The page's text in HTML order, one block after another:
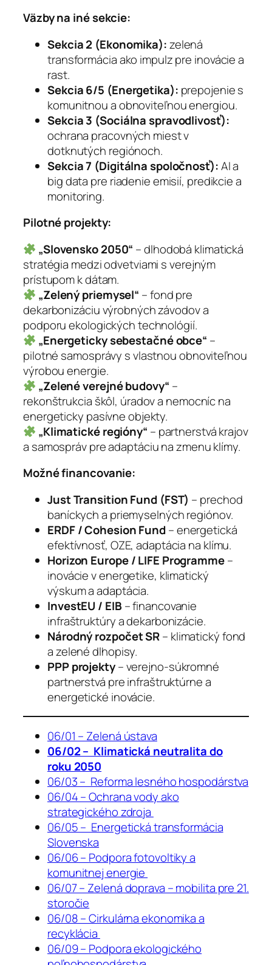
Väzby na iné sekcie:
Sekcia 2 (Ekonomika):zelená
transformácia ako impulz pre inovácie a
rast.
Sekcia 6/5 (Energetika): prepojenie s
komunitnou a obnoviteľnou energiou.
Sekcia 3 (Sociálna spravodlivosť):
ochrana pracovných miest v
dotknutých regiónoch.
Sekcia 7 (Digitálna spoločnosť):AI a
big data pre riadenie emisií, predikcie a
monitoring.
Pilotné projekty:
„Slovensko 2050“ – dlhodobá klimatická
stratégia medzi odvetviami s verejným
prístupom k dátam.
„Zelený priemysel“ – fond pre
dekarbonizáciu výrobných závodov a
podporu ekologických technológií.
„Energeticky sebestačné obce“ –
pilotné samosprávy s vlastnou obnoviteľnou
výrobou energie.
„Zelené verejné budovy“ –
rekonštrukcia škôl, úradov a nemocníc na
energeticky pasívne objekty.
„Klimatické regióny“ – partnerstvá krajov
a samospráv pre adaptáciu na zmenu klímy.
Možné financovanie:
Just Transition Fund (FST) – prechod
baníckych a priemyselných regiónov.
ERDF / Cohesion Fund– energetická
efektívnosť, OZE, adaptácia na klímu.
Horizon Europe / LIFE Programme–
inovácie v energetike, klimatický
výskum a adaptácia.
InvestEU / EIB – financovanie
infraštruktúry a dekarbonizácie.
Národný rozpočet SR– klimatický fond
a zelené dlhopisy.
PPP projekty– verejno-súkromné
partnerstvá pre infraštruktúrne a
energetické inovácie.
06/01 – Zelená ústava
06/02 – Klimatická neutralita do
roku 2050
06/03 – Reforma lesného hospodárstva
06/04 – Ochrana vody ako
strategického zdroja
06/05 – Energetická transformácia
Slovenska
06/06 – Podpora fotovoltiky a
komunitnej energie
06/07 – Zelená doprava – mobilita pre 21.
storočie
06/08 – Cirkulárna ekonomika a
recyklácia
06/09 – Podpora ekologického